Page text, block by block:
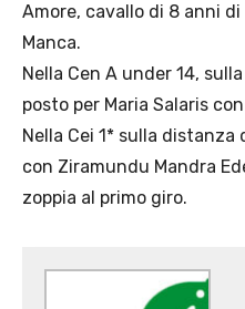
Amore, cavallo di 8 anni
Manca.
Nella Cen A under 14,
posto per Maria Salaris
Nella Cei 1* sulla distanza
con Ziramundu Mandra
zoppia al primo giro.